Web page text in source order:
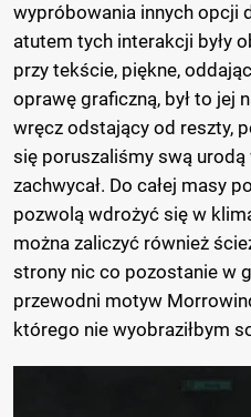
wypróbowania innych opcji
atutem tych interakcji były
przy tekście, piękne,
oprawę graficzną, był to jej
wręcz odstający od reszty,
się poruszaliśmy swą
zachwycał. Do całej masy
pozwolą wdrożyć się w
można zaliczyć również
strony nic co pozostanie w
przewodni motyw
którego nie wyobraziłbym